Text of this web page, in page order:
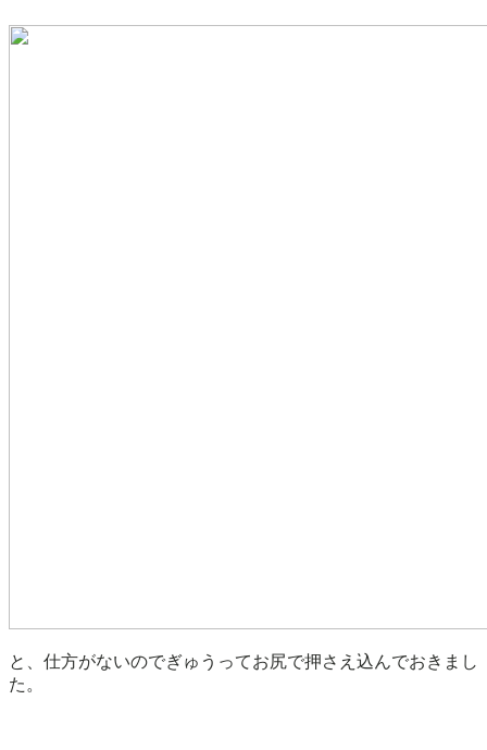
と、仕方がないのでぎゅうってお尻で押さえ込んでおきまし
た。